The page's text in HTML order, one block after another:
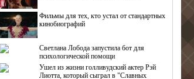
Фильмы для тех, кто устал от стандартных
кинобиографий
Светлана Лобода запустила бот для
психологической помощи
Ушел из жизни голливудский актер Рэй
Лиотта, который сыграл в "Славных